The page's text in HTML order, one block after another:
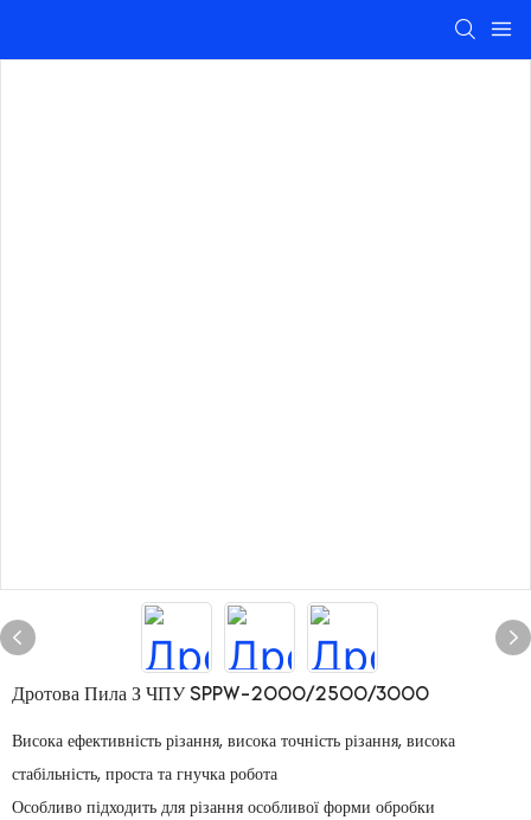
Дротова Пила З ЧПУ SPPW-2000/2500/3000
Висока ефективність різання, висока точність різання, висока
стабільність, проста та гнучка робота
Особливо підходить для різання особливої ​​форми обробки